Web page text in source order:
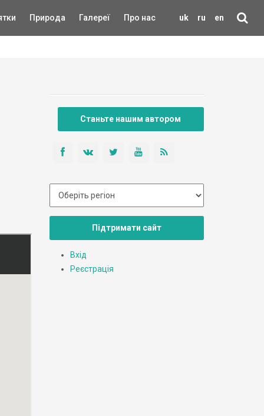
uk ru en
Природа Галереї Про нас
Станьте нашим автором
Підтримати сайт
Вхід
Реєстрація